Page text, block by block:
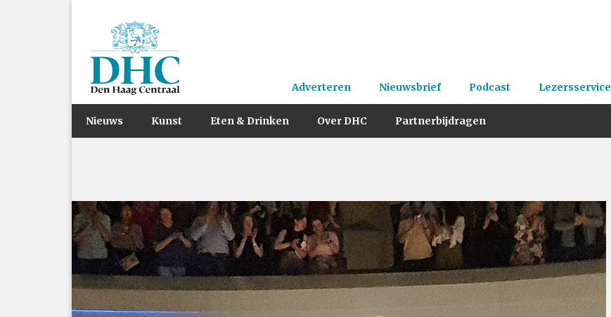
Adverteren Nieuwsbrief Podcast Lezersservice
Nieuws Kunst Eten & Drinken Over DHC Partnerbijdragen